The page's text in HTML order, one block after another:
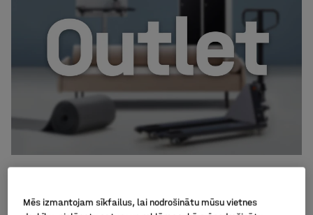
Mēs izmantojam sīkfailus, lai nodrošinātu mūsu vietnes